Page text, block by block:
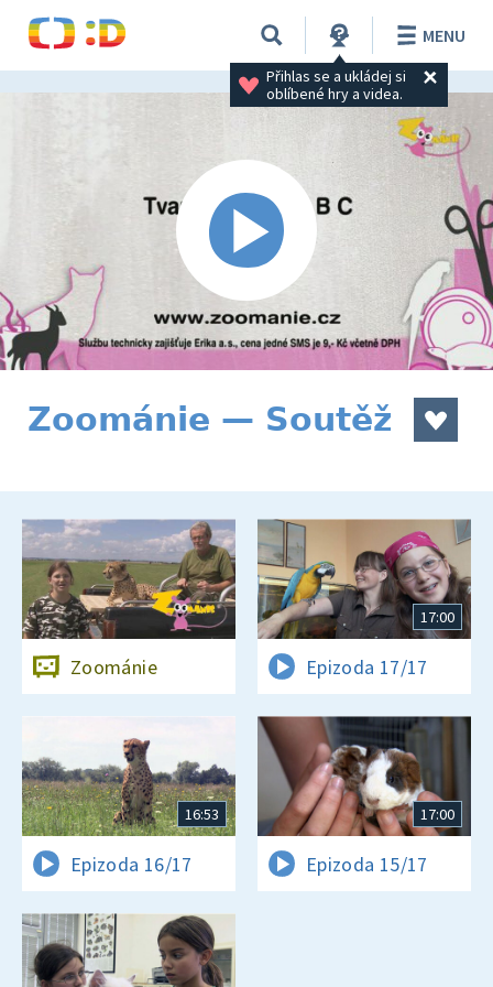
Přihlas se a ukládej si
oblíbené hry a videa.
MENU
Zoománie — Soutěž
Zoománie
17:00
Epizoda 17/17
16:53
Epizoda 16/17
17:00
Epizoda 15/17